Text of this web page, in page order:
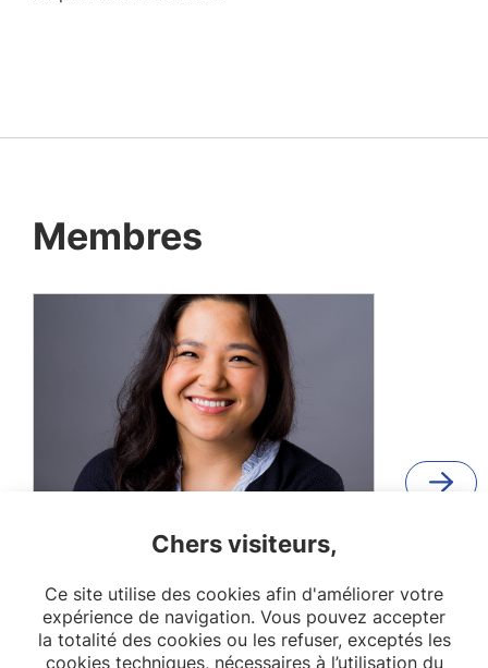
Membres
Wen Lun Yuan
Post-doctorante
OPPaLE
Chers visiteurs,
Ce site utilise des cookies afin d'améliorer votre
expérience de navigation. Vous pouvez accepter
la totalité des cookies ou les refuser, exceptés les
cookies techniques, nécessaires à l’utilisation du